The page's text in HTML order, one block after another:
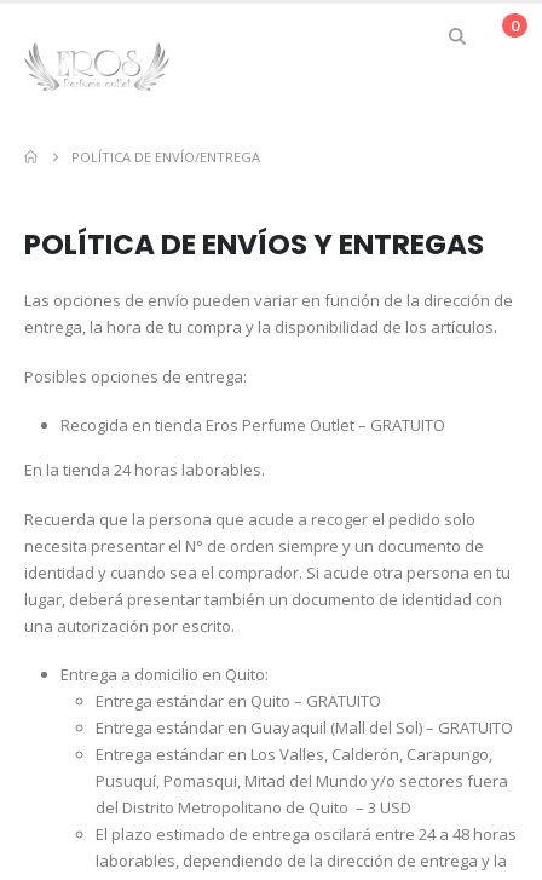
0
POLÍTICA DE ENVÍO/ENTREGA
POLÍTICA DE ENVÍOS Y ENTREGAS
Las opciones de envío pueden variar en función de la dirección de
entrega, la hora de tu compra y la disponibilidad de los artículos.
Posibles opciones de entrega:
Recogida en tienda Eros Perfume Outlet – GRATUITO
En la tienda 24 horas laborables.
Recuerda que la persona que acude a recoger el pedido solo
necesita presentar el N° de orden siempre y un documento de
identidad y cuando sea el comprador. Si acude otra persona en tu
lugar, deberá presentar también un documento de identidad con
una autorización por escrito.
Entrega a domicilio en Quito:
Entrega estándar en Quito – GRATUITO
Entrega estándar en Guayaquil (Mall del Sol) – GRATUITO
Entrega estándar en Los Valles, Calderón, Carapungo,
Pusuquí, Pomasqui, Mitad del Mundo y/o sectores fuera
del Distrito Metropolitano de Quito – 3 USD
El plazo estimado de entrega oscilará entre 24 a 48 horas
laborables, dependiendo de la dirección de entrega y la